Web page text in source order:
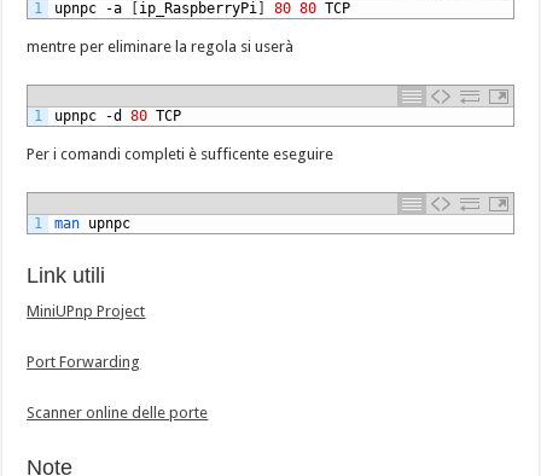
1 upnpc -a ip_RaspberryPi 80 80 TCP
mentre per eliminare la regola si userà
1 upnpc -d 80 TCP
Per i comandi completi è sufficente eseguire
1 man upnpc
Link utili
MiniUPnp Project
Port Forwarding
Scanner online delle porte
Note